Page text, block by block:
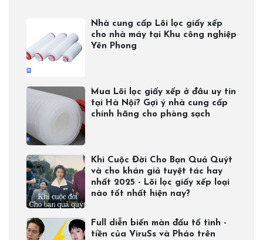
Nhà cung cấp Lõi lọc giấy xếp
cho nhà máy tại Khu công nghiệp
Yên Phong
Mua Lõi lọc giấy xếp ở đâu uy tín
tại Hà Nội? Gợi ý nhà cung cấp
chính hãng cho phòng sạch
Khi Cuộc Đời Cho Bạn Quả Quýt
và cho khán giả tuyệt tác hay
nhất 2025 - Lõi lọc giấy xếp loại
nào tốt nhất hiện nay?
Full diễn biến màn đấu tố tình -
tiền của ViruSs và Pháo trên